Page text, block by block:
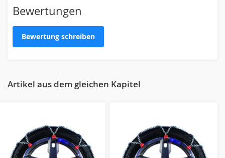
Bewertungen
Zusammenfassung
Bewertung schreiben
Artikel aus dem gleichen Kapitel